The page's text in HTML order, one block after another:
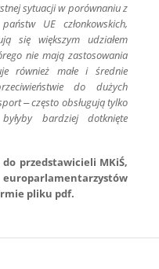
sytuacji w porównaniu z
UE członkowskich,
się większym udziałem
nie mają zastosowania
również małe i średnie
do dużych
– często obsługują tylko
bardziej dotknięte
do przedstawicieli MKiŚ,
pliku pdf.